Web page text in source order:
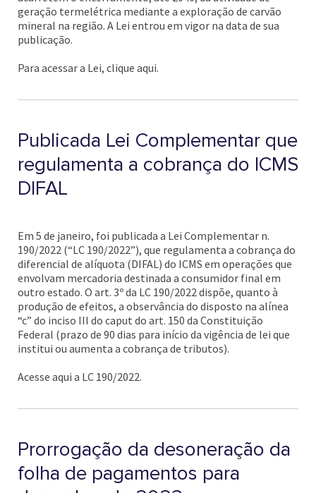
geração termelétrica mediante a exploração de carvão
mineral na região. A Lei entrou em vigor na data de sua
publicação.
Para acessar a Lei, clique aqui.
Publicada Lei Complementar que
regulamenta a cobrança do ICMS
DIFAL
Em 5 de janeiro, foi publicada a Lei Complementar n.
190/2022 (“LC 190/2022”), que regulamenta a cobrança do
diferencial de alíquota (DIFAL) do ICMS em operações que
envolvam mercadoria destinada a consumidor final em
outro estado. O art. 3º da LC 190/2022 dispõe, quanto à
produção de efeitos, a observância do disposto na alínea
“c” do inciso III do caput do art. 150 da Constituição
Federal (prazo de 90 dias para início da vigência de lei que
institui ou aumenta a cobrança de tributos).
Acesse aqui a LC 190/2022.
Prorrogação da desoneração da
folha de pagamentos para